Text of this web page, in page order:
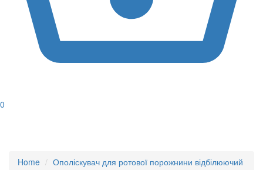
0
Home Ополіскувач для ротової порожнини відбілюючий